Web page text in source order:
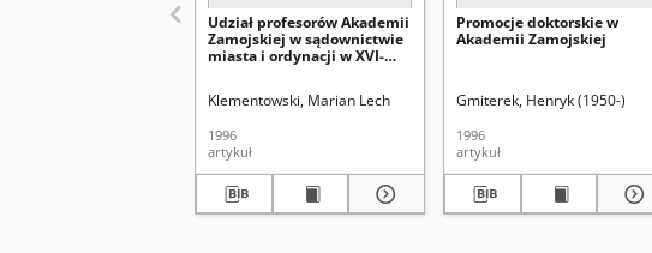
Udział profesorów Akademii
Zamojskiej w sądownictwie
miasta i ordynacji w XVI-
Klementowski, Marian Lech
1996
artykuł
Promocje doktorskie w
Akademii Zamojskiej
Gmiterek, Henryk (1950-)
1996
artykuł